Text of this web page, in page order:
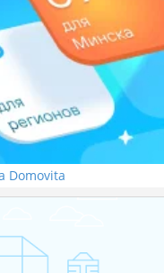
Domovita